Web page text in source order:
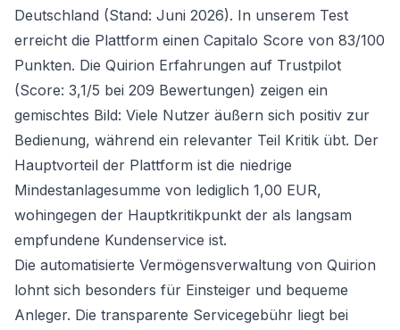
Deutschland (Stand: Juni 2026). In unserem Test
erreicht die Plattform einen Capitalo Score von 83/100
Punkten. Die Quirion Erfahrungen auf Trustpilot
(Score: 3,1/5 bei 209 Bewertungen) zeigen ein
gemischtes Bild: Viele Nutzer äußern sich positiv zur
Bedienung, während ein relevanter Teil Kritik übt. Der
Hauptvorteil der Plattform ist die niedrige
Mindestanlagesumme von lediglich 1,00 EUR,
wohingegen der Hauptkritikpunkt der als langsam
empfundene Kundenservice ist.
Die automatisierte Vermögensverwaltung von Quirion
lohnt sich besonders für Einsteiger und bequeme
Anleger. Die transparente Servicegebühr liegt bei